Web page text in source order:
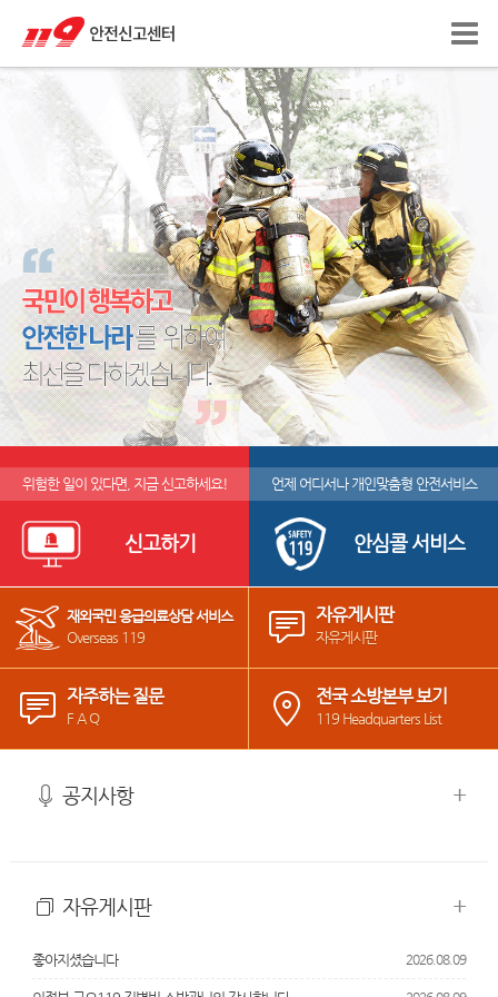
위험한 일이 있다면, 지금 신고하세요!
신고하기
언제 어디서나 개인맞춤형 안전서비스
안심콜 서비스
재외국민 응급의료상담 서비스
Overseas 119
자유게시판
자유게시판
자주하는 질문
F A Q
전국 소방본부 보기
119 Headquarters List
+
공지사항
+
자유게시판
좋아지셨습니다 2026.08.09